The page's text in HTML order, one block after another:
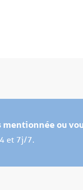
ou
et 7j/7.